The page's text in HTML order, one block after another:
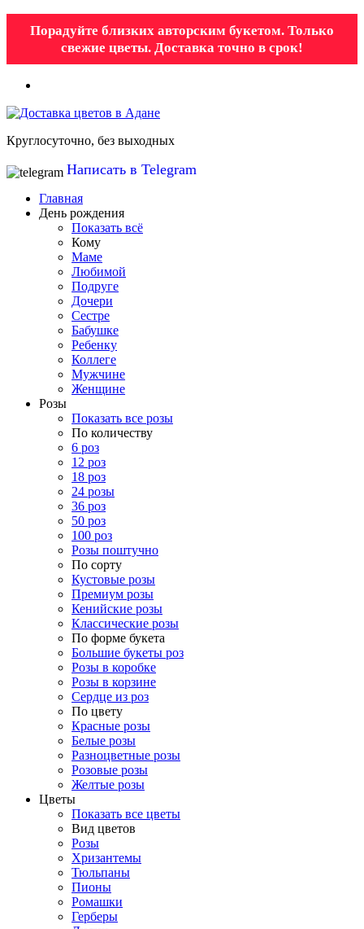
Порадуйте близких авторским букетом. Только
свежие цветы. Доставка точно в срок!
Круглосуточно, без выходных
Написать в Telegram
Главная
День рождения
Показать всё
Кому
Маме
Любимой
Подруге
Дочери
Сестре
Бабушке
Ребенку
Коллеге
Мужчине
Женщине
Розы
Показать все розы
По количеству
6 роз
12 роз
18 роз
24 розы
36 роз
50 роз
100 роз
Розы поштучно
По сорту
Кустовые розы
Премиум розы
Кенийские розы
Классические розы
По форме букета
Большие букеты роз
Розы в коробке
Розы в корзине
Сердце из роз
По цвету
Красные розы
Белые розы
Разноцветные розы
Розовые розы
Желтые розы
Цветы
Показать все цветы
Вид цветов
Розы
Хризантемы
Тюльпаны
Пионы
Ромашки
Герберы